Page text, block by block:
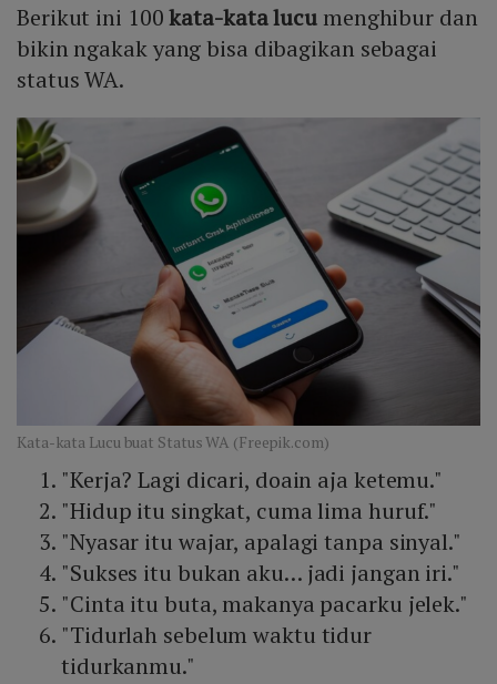
Berikut ini 100kata-kata lucu menghibur dan
bikin ngakak yang bisa dibagikan sebagai
status WA.
Kata-kata Lucu buat Status WA (Freepik.com)
"Kerja? Lagi dicari, doain aja ketemu."
"Hidup itu singkat, cuma lima huruf."
"Nyasar itu wajar, apalagi tanpa sinyal."
"Sukses itu bukan aku… jadi jangan iri."
"Cinta itu buta, makanya pacarku jelek."
"Tidurlah sebelum waktu tidur
tidurkanmu."